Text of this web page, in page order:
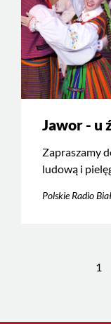
Jawor - u
Zapraszamy
ludową i
Polskie Radio
1